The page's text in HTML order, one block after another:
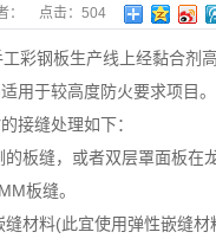
： 点击： 504
彩钢板生产线上经黏合剂
用于较高度防火要求项目。
接缝处理如下：
板缝，或者双层罩面板在
板缝。
材料(此宜使用弹性嵌缝材